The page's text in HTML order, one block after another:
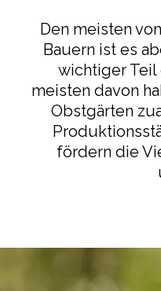
Den meisten
Bauern ist es
wichtiger
meisten davon
Obstgärten
fördern die